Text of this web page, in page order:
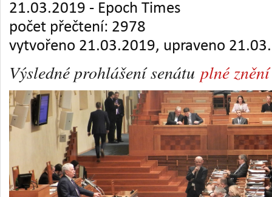
21.03.2019 - Epoch Times
počet přečtení: 2978
vytvořeno 21.03.2019, upraveno
Výsledné prohlášení senátu plné znění